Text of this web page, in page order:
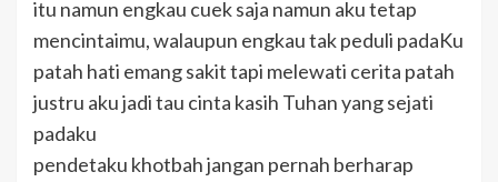
itu namun engkau cuek saja namun aku tetap
mencintaimu, walaupun engkau tak peduli padaKu
patah hati emang sakit tapi melewati cerita patah
justru aku jadi tau cinta kasih Tuhan yang sejati
padaku
pendetaku khotbah jangan pernah berharap